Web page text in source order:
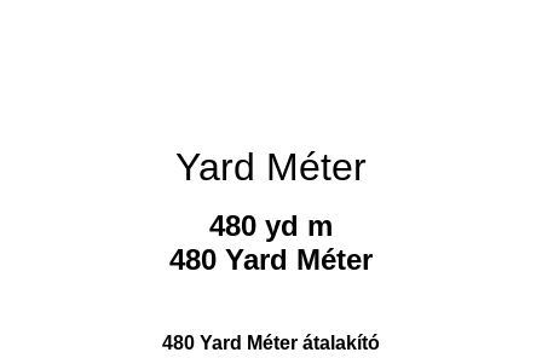
Yard Méter
480 yd m
480 Yard Méter
480 Yard Méter átalakító